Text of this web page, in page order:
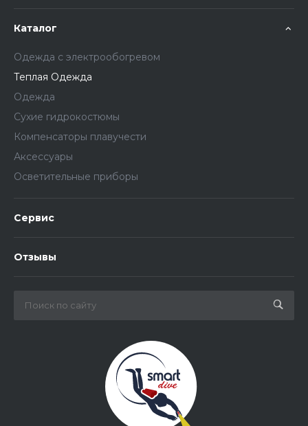
Каталог
Одежда с электрообогревом
Теплая Одежда
Одежда
Сухие гидрокостюмы
Компенсаторы плавучести
Аксессуары
Осветительные приборы
Сервис
Отзывы